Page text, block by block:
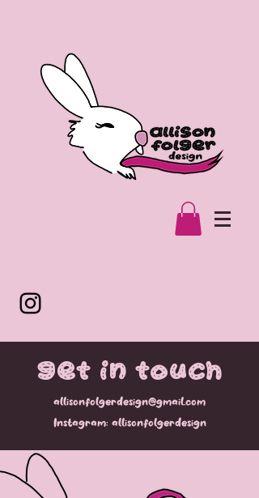
Get in Touch
allisonfolgerdesign@gmail.com
Instagram: allisonfolgerdesign